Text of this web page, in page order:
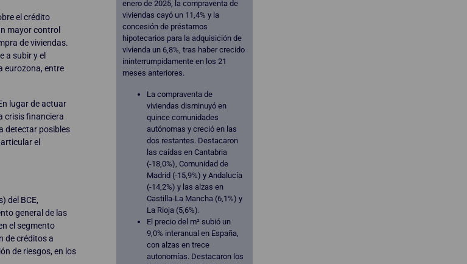
el crédito
mayor control
de viviendas.
a subir y el
eurozona, entre
lugar de actuar
crisis financiera
detectar posibles
el
del BCE,
general de las
el segmento
de créditos a
de riesgos, en los
enero de 2025, la compraventa de
viviendas cayó un 11,4% y la
concesión de préstamos
hipotecarios para la adquisición de
vivienda un 6,8%, tras haber crecido
ininterrumpidamente en los 21
meses anteriores.
La compraventa de
viviendas disminuyó en
quince comunidades
autónomas y creció en las
dos restantes. Destacaron
las caídas en Cantabria
(-18,0%), Comunidad de
Madrid (-15,9%) y Andalucía
(-14,2%) y las alzas en
Castilla-La Mancha (6,1%) y
La Rioja (5,6%).
El precio del m² subió un
9,0% interanual en España,
con alzas en trece
autonomías. Destacaron los